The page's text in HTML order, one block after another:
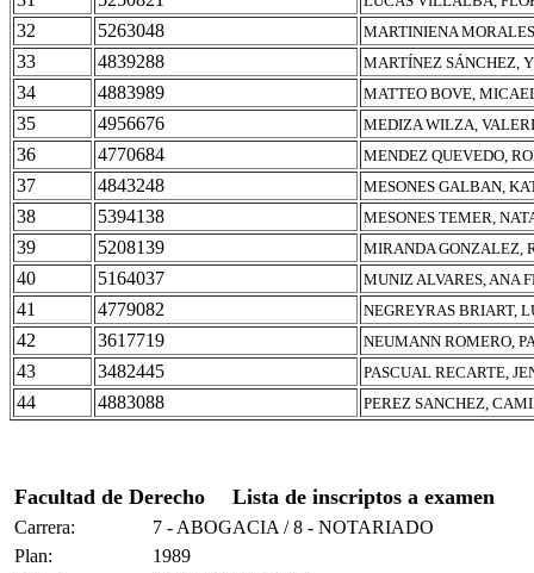
32 5263048 MARTINIENA
33 4839288 MARTÍNEZ SÁNCHEZ,
34 4883989 MATTEO BOVE,
35 4956676 MEDIZA WILZA,
36 4770684 MENDEZ QUEVEDO,
37 4843248 MESONES GALBAN,
38 5394138 MESONES TEMER,
39 5208139 MIRANDA GONZALEZ,
40 5164037 MUNIZ ALVARES, ANA
41 4779082 NEGREYRAS BRIART,
42 3617719 NEUMANN ROMERO,
43 3482445 PASCUAL RECARTE,
44 4883088 PEREZ SANCHEZ,
Facultad de Derecho Lista de inscriptos a examen
Carrera:
7 - ABOGACIA / 8 - NOTARIADO
Plan:
1989